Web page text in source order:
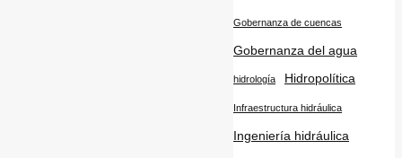
Gobernanza de cuencas
Gobernanza del agua
hidrología Hidropolítica
Infraestructura hidráulica
Ingeniería hidráulica